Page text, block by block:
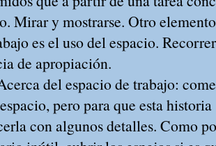
Mirar y mostrarse. Otro
es el uso del espacio.
de apropiación.
del espacio de trabajo:
pero para que esta
con algunos detalles. Como